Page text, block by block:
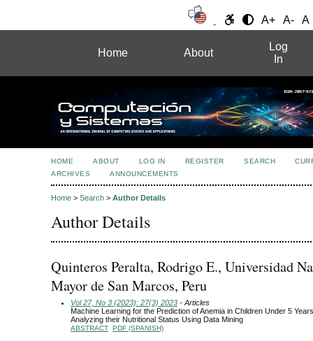
A+ A- A
Home About
Log
In
HOME ABOUT LOG IN REGISTER SEARCH
ARCHIVES
ANNOUNCEMENTS
Home > Search > Author Details
Author Details
Quinteros Peralta, Rodrigo E., Universidad
Mayor de San Marcos, Peru
Vol 27, No 3 (2023): 27(3) 2023 - Articles
Machine Learning for the Prediction of Anemia in Children Under 5
Analyzing their Nutritional Status Using Data Mining
ABSTRACT PDF (SPANISH)